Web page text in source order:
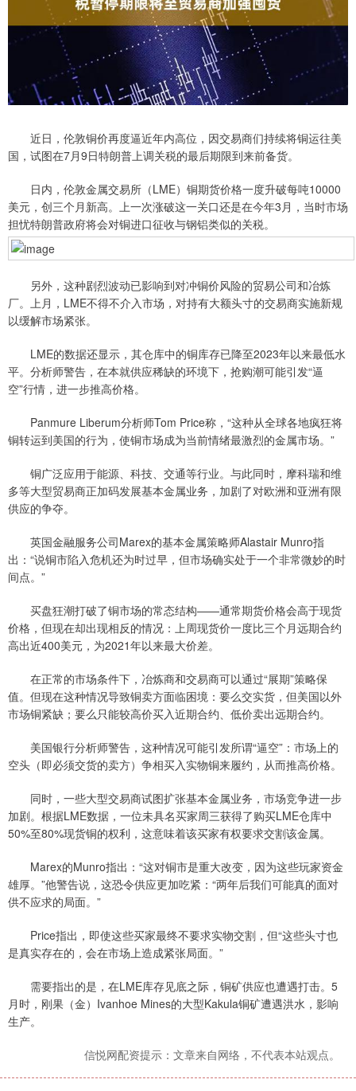
近日，伦敦铜价再度逼近年内高位，因交易商们持续将铜运往美
国，试图在7月9日特朗普上调关税的最后期限到来前备货。
日内，伦敦金属交易所（LME）铜期货价格一度升破每吨10000
美元，创三个月新高。上一次涨破这一关口还是在今年3月，当时市场
担忧特朗普政府将会对铜进口征收与钢铝类似的关税。
另外，这种剧烈波动已影响到对冲铜价风险的贸易公司和冶炼
厂。上月，LME不得不介入市场，对持有大额头寸的交易商实施新规
以缓解市场紧张。
LME的数据还显示，其仓库中的铜库存已降至2023年以来最低水
平。分析师警告，在本就供应稀缺的环境下，抢购潮可能引发“逼
空”行情，进一步推高价格。
Panmure Liberum分析师Tom Price称，“这种从全球各地疯狂将
铜转运到美国的行为，使铜市场成为当前情绪最激烈的金属市场。”
铜广泛应用于能源、科技、交通等行业。与此同时，摩科瑞和维
多等大型贸易商正加码发展基本金属业务，加剧了对欧洲和亚洲有限
供应的争夺。
英国金融服务公司Marex的基本金属策略师Alastair Munro指
出：“说铜市陷入危机还为时过早，但市场确实处于一个非常微妙的时
间点。”
买盘狂潮打破了铜市场的常态结构——通常期货价格会高于现货
价格，但现在却出现相反的情况：上周现货价一度比三个月远期合约
高出近400美元，为2021年以来最大价差。
在正常的市场条件下，冶炼商和交易商可以通过“展期”策略保
值。但现在这种情况导致铜卖方面临困境：要么交实货，但美国以外
市场铜紧缺；要么只能较高价买入近期合约、低价卖出远期合约。
美国银行分析师警告，这种情况可能引发所谓“逼空”：市场上的
空头（即必须交货的卖方）争相买入实物铜来履约，从而推高价格。
同时，一些大型交易商试图扩张基本金属业务，市场竞争进一步
加剧。根据LME数据，一位未具名买家周三获得了购买LME仓库中
50%至80%现货铜的权利，这意味着该买家有权要求交割该金属。
Marex的Munro指出：“这对铜市是重大改变，因为这些玩家资金
雄厚。”他警告说，这恐令供应更加吃紧：“两年后我们可能真的面对
供不应求的局面。”
Price指出，即使这些买家最终不要求实物交割，但“这些头寸也
是真实存在的，会在市场上造成紧张局面。”
需要指出的是，在LME库存见底之际，铜矿供应也遭遇打击。5
月时，刚果（金）Ivanhoe Mines的大型Kakula铜矿遭遇洪水，影响
生产。
信悦网配资提示：文章来自网络，不代表本站观点。